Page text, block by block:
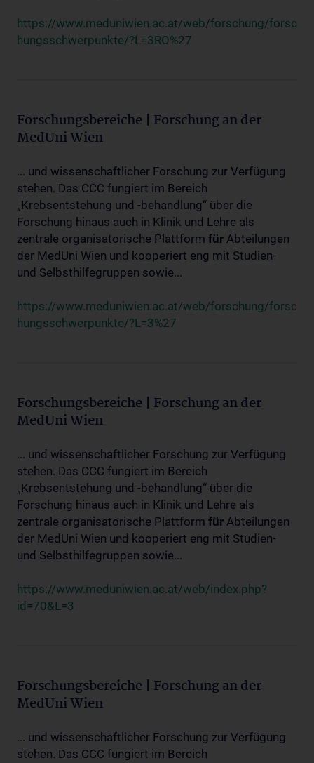
https://www.meduniwien.ac.at/web/forschung/forsc
hungsschwerpunkte/?L=3RO%27
Forschungsbereiche | Forschung an der
MedUni Wien
... und wissenschaftlicher Forschung zur Verfügung
stehen. Das CCC fungiert im Bereich
„Krebsentstehung und -behandlung“ über die
Forschung hinaus auch in Klinik und Lehre als
zentrale organisatorische Plattform für Abteilungen
der MedUni Wien und kooperiert eng mit Studien-
und Selbsthilfegruppen sowie...
https://www.meduniwien.ac.at/web/forschung/forsc
hungsschwerpunkte/?L=3%27
Forschungsbereiche | Forschung an der
MedUni Wien
... und wissenschaftlicher Forschung zur Verfügung
stehen. Das CCC fungiert im Bereich
„Krebsentstehung und -behandlung“ über die
Forschung hinaus auch in Klinik und Lehre als
zentrale organisatorische Plattform für Abteilungen
der MedUni Wien und kooperiert eng mit Studien-
und Selbsthilfegruppen sowie...
https://www.meduniwien.ac.at/web/index.php?
id=70&L=3
Forschungsbereiche | Forschung an der
MedUni Wien
... und wissenschaftlicher Forschung zur Verfügung
stehen. Das CCC fungiert im Bereich